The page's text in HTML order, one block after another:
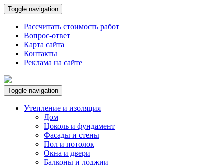
Toggle navigation
Рассчитать стоимость работ
Вопрос-ответ
Карта сайта
Контакты
Реклама на сайте
Toggle navigation
Утепление и изоляция
Дом
Цоколь и фундамент
Фасады и стены
Пол и потолок
Окна и двери
Балконы и лоджии